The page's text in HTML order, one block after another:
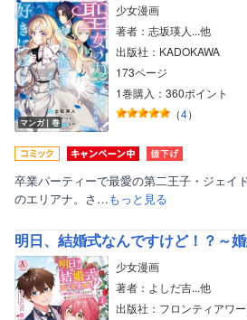
マンガ｜巻
少女漫画
著者：志坂瑛人...他
出版社：KADOKAWA
173ページ
1巻購入：360ポイント
（4）
卒業パーティーで最愛の第二王子・ジェイ
のエリアナ。さ…もっと見る
少女漫画
著者：よしだ吉...他
出版社：フロンティアワ